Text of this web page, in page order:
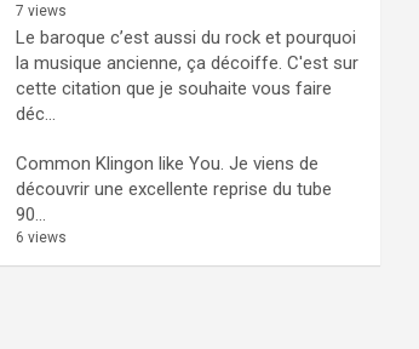
7 views
Le baroque c’est aussi du rock et pourquoi
la musique ancienne, ça décoiffe. C'est sur
cette citation que je souhaite vous faire
déc...
Common Klingon like You. Je viens de
découvrir une excellente reprise du tube
90...
6 views